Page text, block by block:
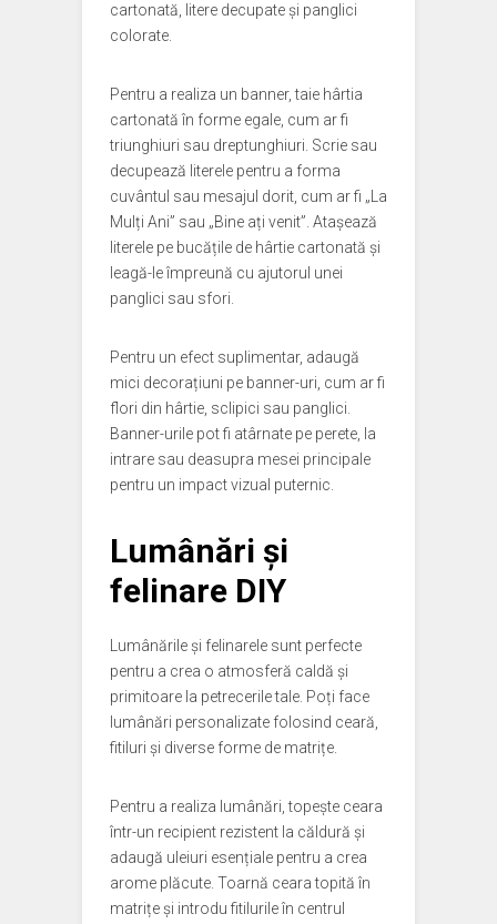
cartonată, litere decupate și panglici
colorate.
Pentru a realiza un banner, taie hârtia
cartonată în forme egale, cum ar fi
triunghiuri sau dreptunghiuri. Scrie sau
decupează literele pentru a forma
cuvântul sau mesajul dorit, cum ar fi „La
Mulți Ani” sau „Bine ați venit”. Atașează
literele pe bucățile de hârtie cartonată și
leagă-le împreună cu ajutorul unei
panglici sau sfori.
Pentru un efect suplimentar, adaugă
mici decorațiuni pe banner-uri, cum ar fi
flori din hârtie, sclipici sau panglici.
Banner-urile pot fi atârnate pe perete, la
intrare sau deasupra mesei principale
pentru un impact vizual puternic.
Lumânări și
felinare DIY
Lumânările și felinarele sunt perfecte
pentru a crea o atmosferă caldă și
primitoare la petrecerile tale. Poți face
lumânări personalizate folosind ceară,
fitiluri și diverse forme de matrițe.
Pentru a realiza lumânări, topește ceara
într-un recipient rezistent la căldură și
adaugă uleiuri esențiale pentru a crea
arome plăcute. Toarnă ceara topită în
matrițe și introdu fitilurile în centrul